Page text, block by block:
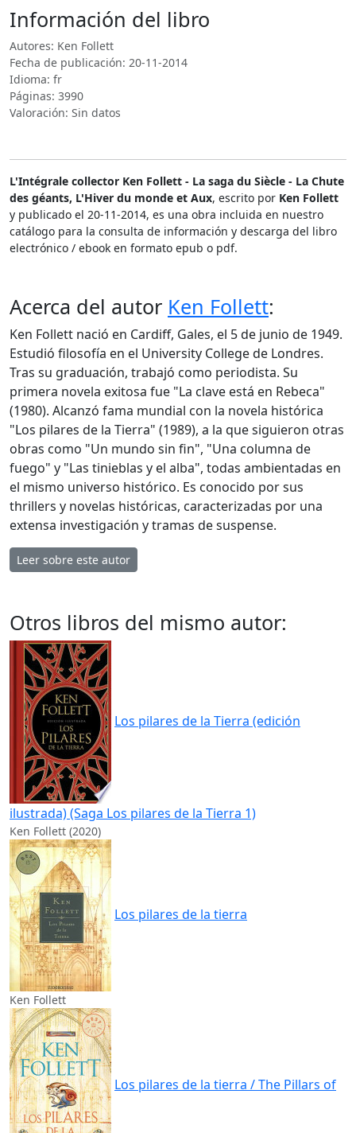
Información del libro
Autores: Ken Follett
Fecha de publicación: 20-11-2014
Idioma: fr
Páginas: 3990
Valoración: Sin datos
L'Intégrale collector Ken Follett - La saga du Siècle - La Chute
des géants, L'Hiver du monde et Aux, escrito por Ken Follett
y publicado el 20-11-2014, es una obra incluida en nuestro
catálogo para la consulta de información y descarga del libro
electrónico / ebook en formato epub o pdf.
Acerca del autor Ken Follett:
Ken Follett nació en Cardiff, Gales, el 5 de junio de 1949.
Estudió filosofía en el University College de Londres.
Tras su graduación, trabajó como periodista. Su
primera novela exitosa fue "La clave está en Rebeca"
(1980). Alcanzó fama mundial con la novela histórica
"Los pilares de la Tierra" (1989), a la que siguieron otras
obras como "Un mundo sin fin", "Una columna de
fuego" y "Las tinieblas y el alba", todas ambientadas en
el mismo universo histórico. Es conocido por sus
thrillers y novelas históricas, caracterizadas por una
extensa investigación y tramas de suspense.
Leer sobre este autor
Otros libros del mismo autor:
Los pilares de la Tierra (edición
ilustrada) (Saga Los pilares de la Tierra 1)
Ken Follett (2020)
Los pilares de la tierra
Ken Follett
Los pilares de la tierra / The Pillars of